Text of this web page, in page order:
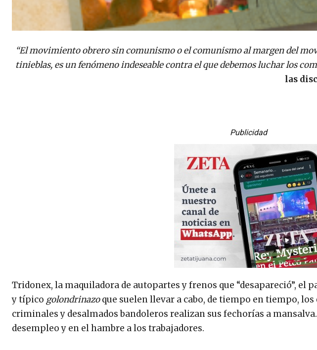
“El movimiento obrero sin comunismo o el comunismo al margen del
tinieblas, es un fenómeno indeseable contra el que debemos luchar los
las
Publicidad
Tridonex, la maquiladora de autopartes y frenos que “desapareció”, el
y típico golondrinazoque suelen llevar a cabo, de tiempo en tiempo,
criminales y desalmados bandoleros realizan sus fechorías a
desempleo y en el hambre a los trabajadores.